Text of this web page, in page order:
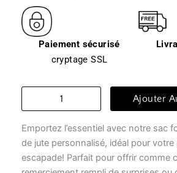
Paiement sécurisé
cryptage SSL
quantité
and
bag
Ajouter
Emportez l’essentiel avec notre sac
de jute personnalisé, idéal pour
escapade! Parfait pour offrir comme